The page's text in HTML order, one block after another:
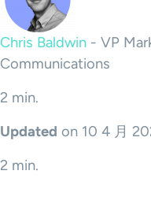
Chris Baldwin - VP
Communications
2 min.
Updated on 10 4 月
2 min.